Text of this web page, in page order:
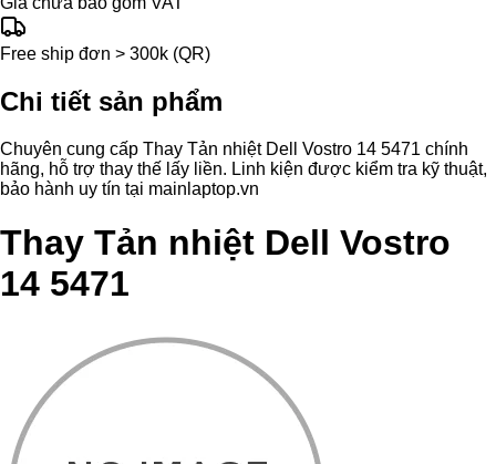
Free ship đơn > 300k (QR)
Chi tiết sản phẩm
Chuyên cung cấp Thay Tản nhiệt Dell Vostro 14 5471 chính
hãng, hỗ trợ thay thế lấy liền. Linh kiện được kiểm tra kỹ thuật,
bảo hành uy tín tại mainlaptop.vn
Thay Tản nhiệt Dell Vostro
14 5471